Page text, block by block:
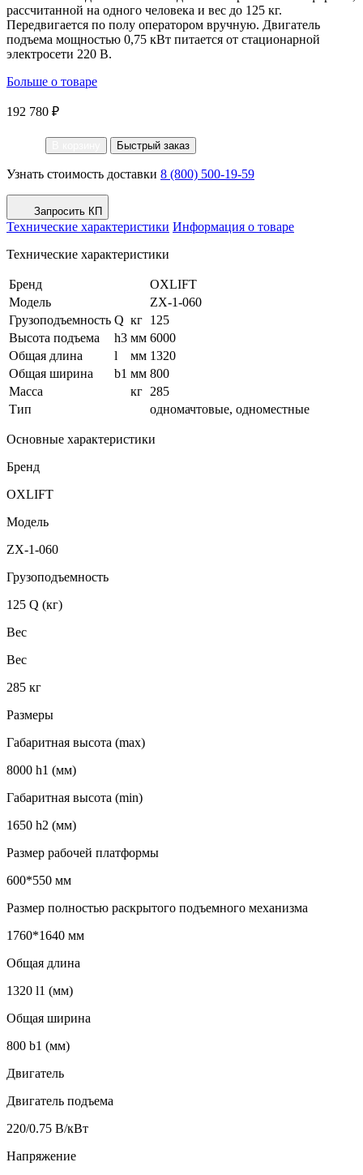
рассчитанной на одного человека и вес до 125 кг.
Передвигается по полу оператором вручную. Двигатель
подъема мощностью 0,75 кВт питается от стационарной
электросети 220 В.
Больше о товаре
192 780 ₽
Быстрый заказ
Узнать стоимость доставки 8 (800) 500-19-59
Запросить КП
Технические характеристики Информация о товаре
Технические характеристики
Бренд
OXLIFT
Модель
ZX-1-060
Грузоподъемность Q кг 125
Высота подъема
h3 мм 6000
Общая длина
l мм 1320
Общая ширина
b1 мм 800
Масса
кг 285
Тип
одномачтовые, одноместные
Основные характеристики
Бренд
OXLIFT
Модель
ZX-1-060
Грузоподъемность
125 Q (кг)
Вес
Вес
285 кг
Размеры
Габаритная высота (max)
8000 h1 (мм)
Габаритная высота (min)
1650 h2 (мм)
Размер рабочей платформы
600*550 мм
Размер полностью раскрытого подъемного механизма
1760*1640 мм
Общая длина
1320 l1 (мм)
Общая ширина
800 b1 (мм)
Двигатель
Двигатель подъема
220/0.75 В/кВт
Напряжение